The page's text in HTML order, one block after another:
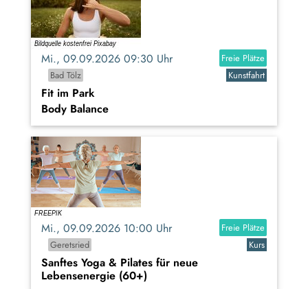
Mi., 09.09.2026 09:30 Uhr
Freie Plätze
Bad Tölz
Kunstfahrt
Fit im Park
Body Balance
Mi., 09.09.2026 10:00 Uhr
Freie Plätze
Geretsried
Kurs
Sanftes Yoga & Pilates für neue
Lebensenergie (60+)